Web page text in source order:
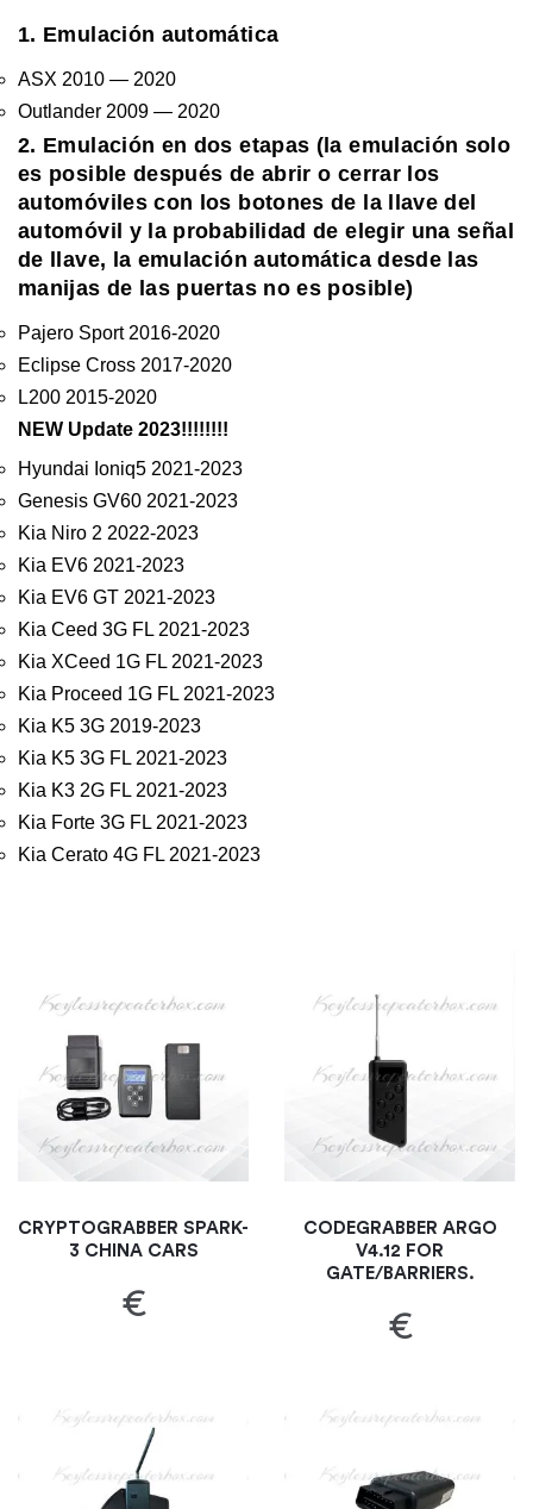
1. Emulación automática
ASX 2010 — 2020
Outlander 2009 — 2020
2. Emulación en dos etapas (la emulación solo
es posible después de abrir o cerrar los
automóviles con los botones de la llave del
automóvil y la probabilidad de elegir una señal
de llave, la emulación automática desde las
manijas de las puertas no es posible)
Pajero Sport 2016-2020
Eclipse Cross 2017-2020
L200 2015-2020
NEW Update 2023!!!!!!!!
Hyundai Ioniq5 2021-2023
Genesis GV60 2021-2023
Kia Niro 2 2022-2023
Kia EV6 2021-2023
Kia EV6 GT 2021-2023
Kia Ceed 3G FL 2021-2023
Kia XCeed 1G FL 2021-2023
Kia Proceed 1G FL 2021-2023
Kia K5 3G 2019-2023
Kia K5 3G FL 2021-2023
Kia K3 2G FL 2021-2023
Kia Forte 3G FL 2021-2023
Kia Cerato 4G FL 2021-2023
CRYPTOGRABBER SPARK-
3 CHINA CARS
€
CODEGRABBER ARGO
V4.12 FOR
GATE/BARRIERS.
€